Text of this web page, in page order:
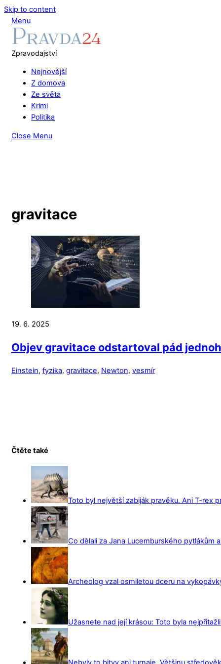
Skip to content
Menu
Zpravodajství
Nejnovější
Z domova
Ze světa
Krimi
Politika
Close Menu
gravitace
19. 6. 2025
Objev gravitace odstartoval pád
Einstein, fyzika, gravitace, Newton, vesmír
Čtěte také
Toto byl největší zabiják pravěku. Ani T-rex
Co dělali za Jana Lucemburského pytlákům
Archeolog vzal osmiletou dceru na
Užasnete nad její krásou: Toto byla